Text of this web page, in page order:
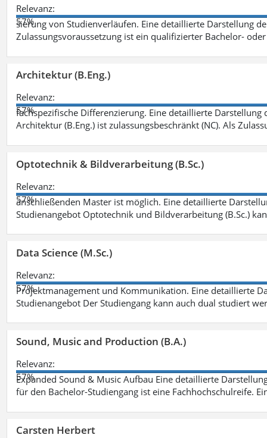
Relevanz:
57%
sierung von Studienverläufen. Eine detaillierte Darstellung
Zulassungsvoraussetzung ist ein qualifizierter Bachelor-
Architektur (B.Eng.)
Relevanz:
57%
fachspezifische Differenzierung. Eine detaillierte
Architektur (B.Eng.) ist zulassungsbeschränkt (NC). Als
Optotechnik & Bildverarbeitung (B.Sc.)
Relevanz:
57%
anschließenden Master ist möglich. Eine detaillierte
Studienangebot Optotechnik und Bildverarbeitung (B.Sc.)
Data Science (M.Sc.)
Relevanz:
57%
Projektmanagement und Kommunikation. Eine detaillierte
Studienangebot Der Studiengang kann auch dual studiert
Sound, Music and Production (B.A.)
Relevanz:
57%
Expanded Sound & Music Aufbau Eine detaillierte
für den Bachelor-Studiengang ist eine Fachhochschulreife.
Carsten Herbert